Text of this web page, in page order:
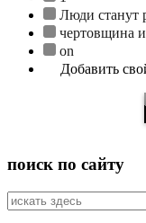
Люди станут
чертовщина
on
Добавить
поиск по сайту
Искать: